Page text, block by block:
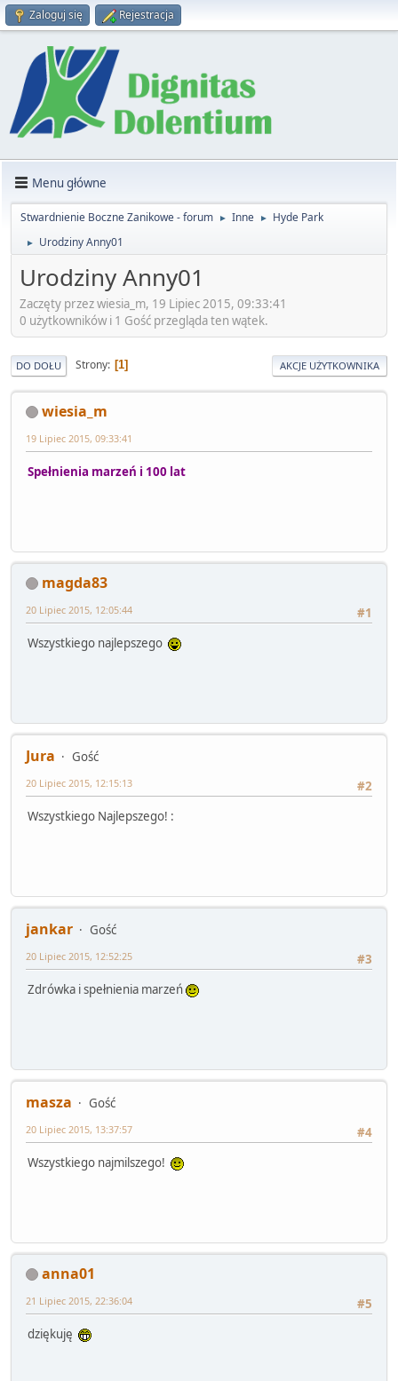
Zaloguj się Rejestracja
Menu główne
Stwardnienie Boczne Zanikowe - forum ► Inne ► Hyde Park
► Urodziny Anny01
Urodziny Anny01
Zaczęty przez wiesia_m, 19 Lipiec 2015, 09:33:41
0 użytkowników i 1 Gość przegląda ten wątek.
DO DOŁU Strony 1 AKCJE UŻYTKOWNIKA
wiesia_m
19 Lipiec 2015, 09:33:41
Spełnienia marzeń i 100 lat
magda83
#1
20 Lipiec 2015, 12:05:44
Wszystkiego najlepszego
Jura
Gość
#2
20 Lipiec 2015, 12:15:13
Wszystkiego Najlepszego! :
jankar
Gość
#3
20 Lipiec 2015, 12:52:25
Zdrówka i spełnienia marzeń
masza
Gość
#4
20 Lipiec 2015, 13:37:57
Wszystkiego najmilszego!
anna01
#5
21 Lipiec 2015, 22:36:04
dziękuję